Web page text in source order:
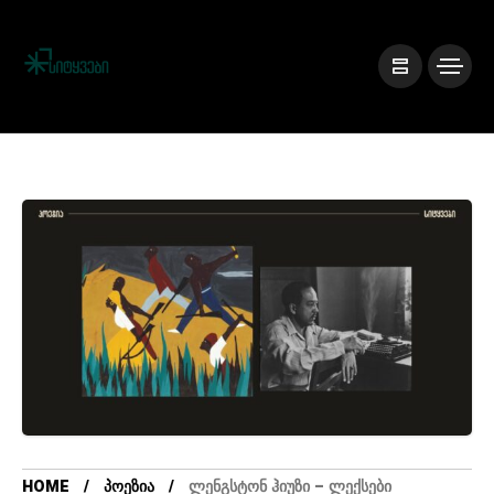
HOME ᲞᲝᲔᲖᲘᲐ ᲚᲔᲜᲒᲡᲢᲝᲜ ᲰᲘᲣᲖᲘ – ᲚᲔᲥᲡᲔᲑᲘ